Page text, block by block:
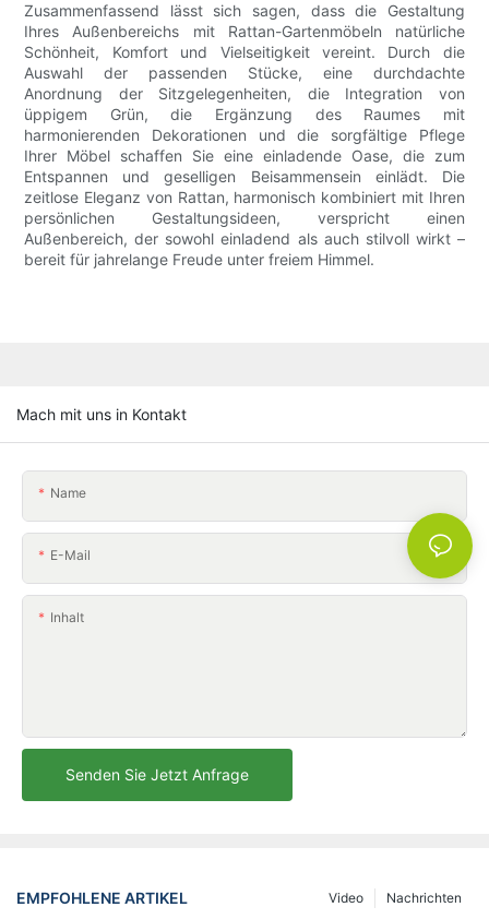
Zusammenfassend lässt sich sagen, dass die Gestaltung
Ihres Außenbereichs mit Rattan-Gartenmöbeln natürliche
Schönheit, Komfort und Vielseitigkeit vereint. Durch die
Auswahl der passenden Stücke, eine durchdachte
Anordnung der Sitzgelegenheiten, die Integration von
üppigem Grün, die Ergänzung des Raumes mit
harmonierenden Dekorationen und die sorgfältige Pflege
Ihrer Möbel schaffen Sie eine einladende Oase, die zum
Entspannen und geselligen Beisammensein einlädt. Die
zeitlose Eleganz von Rattan, harmonisch kombiniert mit Ihren
persönlichen Gestaltungsideen, verspricht einen
Außenbereich, der sowohl einladend als auch stilvoll wirkt –
bereit für jahrelange Freude unter freiem Himmel.
Mach mit uns in Kontakt
Name
E-Mail
Inhalt
Senden Sie Jetzt Anfrage
EMPFOHLENE ARTIKEL Nachrichten
Video